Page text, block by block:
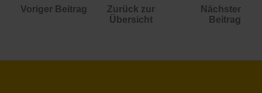
Voriger Beitrag
Zurück zur
Übersicht
Nächster
Beitrag